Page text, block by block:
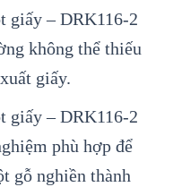
giấy – DRK116-2
không thể thiếu
giấy.
giấy – DRK116-2
phù hợp để
gỗ nghiền thành